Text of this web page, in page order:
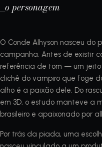
_o personagem
O Conde Alhyson nasceu do
campanha. Antes de existir
referência de tom — um
clichê do vampiro que foge
alho é a paixão dele. Do
em 3D, o estudo manteve a
brasileiro e apaixonado por
Por trás da piada, uma